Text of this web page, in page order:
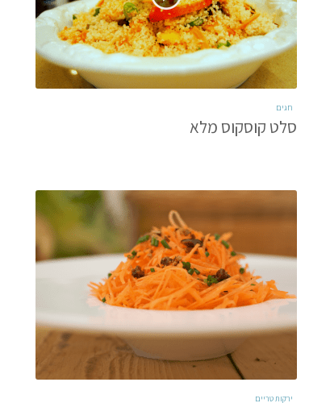
חגים
סלט קוסקוס מלא
ירקות טריים